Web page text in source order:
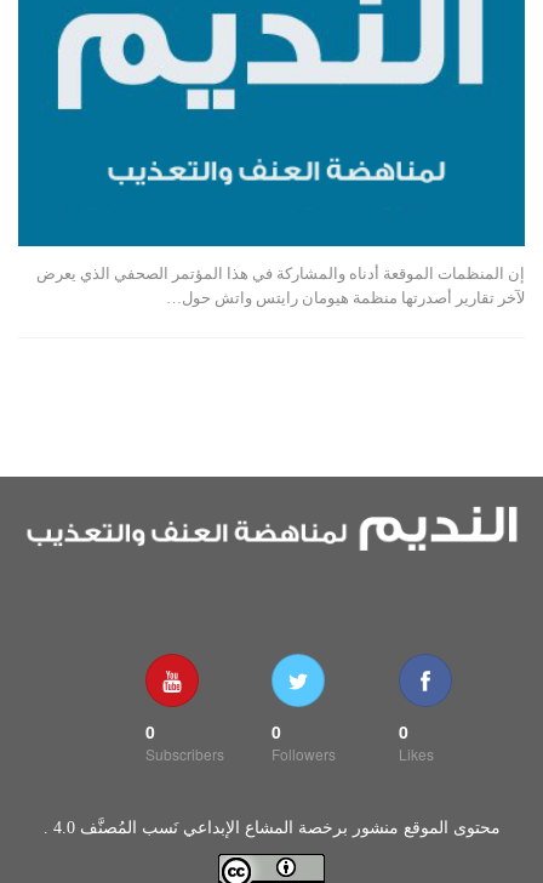
إن المنظمات الموقعة أدناه والمشاركة في هذا المؤتمر الصحفي الذي يعرض
لآخر تقارير أصدرتها منظمة هيومان رايتس واتش حول…
0
Likes
0
Followers
0
Subscribers
محتوى الموقع منشور برخصة المشاع الإبداعي نَسب المُصنَّف 4.0 .